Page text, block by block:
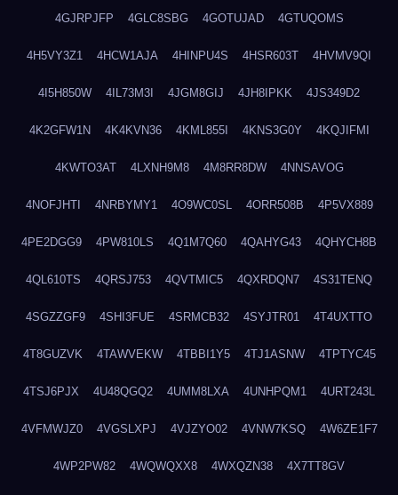
4GJRPJFP 4GLC8SBG 4GOTUJAD 4GTUQOMS
4H5VY3Z1 4HCW1AJA 4HINPU4S 4HSR603T 4HVMV9QI
4I5H850W 4IL73M3I 4JGM8GIJ 4JH8IPKK 4JS349D2
4K2GFW1N 4K4KVN36 4KML855I 4KNS3G0Y 4KQJIFMI
4KWTO3AT 4LXNH9M8 4M8RR8DW 4NNSAVOG
4NOFJHTI 4NRBYMY1 4O9WC0SL 4ORR508B 4P5VX889
4PE2DGG9 4PW810LS 4Q1M7Q60 4QAHYG43 4QHYCH8B
4QL610TS 4QRSJ753 4QVTMIC5 4QXRDQN7 4S31TENQ
4SGZZGF9 4SHI3FUE 4SRMCB32 4SYJTR01 4T4UXTTO
4T8GUZVK 4TAWVEKW 4TBBI1Y5 4TJ1ASNW 4TPTYC45
4TSJ6PJX 4U48QGQ2 4UMM8LXA 4UNHPQM1 4URT243L
4VFMWJZ0 4VGSLXPJ 4VJZYO02 4VNW7KSQ 4W6ZE1F7
4WP2PW82 4WQWQXX8 4WXQZN38 4X7TT8GV